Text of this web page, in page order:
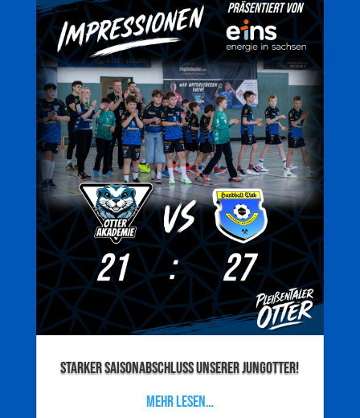
Starker Saisonabschluss unserer Jungotter!
mehr lesen…